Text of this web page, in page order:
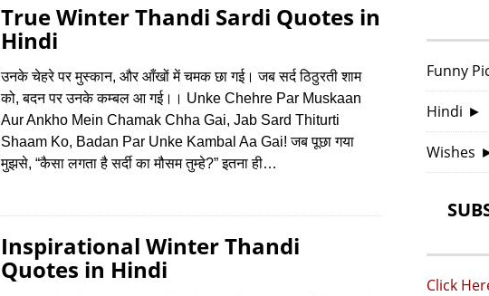
True Winter Thandi Sardi Quotes in
Hindi
उनके चेहरे पर मुस्कान, और आँखों में चमक छा गई। जब सर्द ठिठुरती शाम
को, बदन पर उनके कम्बल आ गई।। Unke Chehre Par Muskaan
Aur Ankho Mein Chamak Chha Gai, Jab Sard Thiturti
Shaam Ko, Badan Par Unke Kambal Aa Gai! जब पूछा गया
मुझसे, “कैसा लगता है सर्दी का मौसम तुम्हे?” इतना ही…
Inspirational Winter Thandi
Quotes in Hindi
Funny
Hindi ►
Wishes
Click